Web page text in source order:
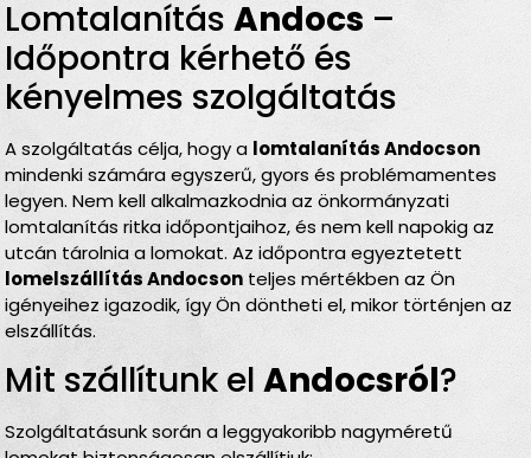
LomtalanításAndocs –
Időpontra kérhető és
kényelmes szolgáltatás
A szolgáltatás célja, hogy a lomtalanítás Andocson
mindenki számára egyszerű, gyors és problémamentes
legyen. Nem kell alkalmazkodnia az önkormányzati
lomtalanítás ritka időpontjaihoz, és nem kell napokig az
utcán tárolnia a lomokat. Az időpontra egyeztetett
lomelszállítás Andocson teljes mértékben az Ön
igényeihez igazodik, így Ön döntheti el, mikor történjen az
elszállítás.
Mit szállítunk elAndocsról?
Szolgáltatásunk során a leggyakoribb nagyméretű